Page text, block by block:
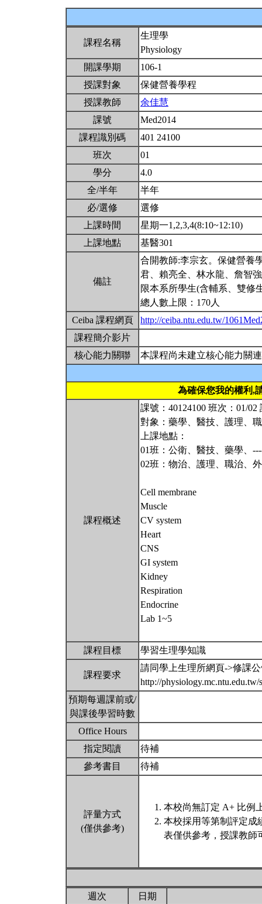
課程名稱
生理學
Physiology
開課學期
106-1
授課對象
保健營養學程
授課教師
余佳慧
課號
Med2014
課程識別碼
401 24100
班次
01
學分
4.0
全/半年
半年
必/選修
選修
上課時間
星期一1,2,3,4(8:10~12:10)
上課地點
基醫301
備註
合開教師:李宗玄。保健營養
君、賴亮全、林水龍、詹智
限本系所學生(含輔系、雙修
總人數上限：170人
Ceiba 課程網頁
http://ceiba.ntu.edu.tw/
課程簡介影片
核心能力關聯
本課程尚未建立核心能力關連
為確保您我的權利,
課程概述
課號：40124100 班次：01/
對象：藥學、醫技、護理、
上課地點：
01班：公衛、醫技、藥學、
02班：物治、護理、職治、
Cell membrane
Muscle
CV system
Heart
CNS
GI system
Kidney
Respiration
Endocrine
Lab 1~5
課程目標 學習生理學知識
課程要求
請同學上生理所網頁->修課
http://
預期每週課前或/
與課後學習時數
Office Hours
指定閱讀
待補
參考書目
待補
評量方式
(僅供參考)
本校尚無訂定 A+ 比例
本校採用等第制評定成
表僅供參考，授課教師
週次 日期